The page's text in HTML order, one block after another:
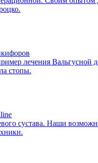
лечения Вальгусной
стопы.
сустава. Наши